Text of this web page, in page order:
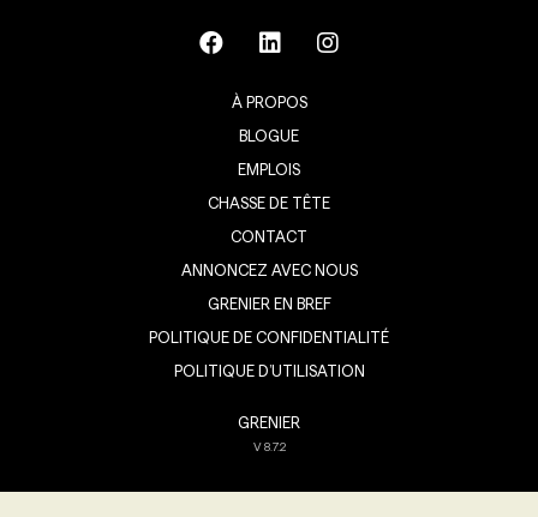
À PROPOS
BLOGUE
EMPLOIS
CHASSE DE TÊTE
CONTACT
ANNONCEZ AVEC NOUS
GRENIER EN BREF
POLITIQUE DE CONFIDENTIALITÉ
POLITIQUE D’UTILISATION
GRENIER
V8.7.2